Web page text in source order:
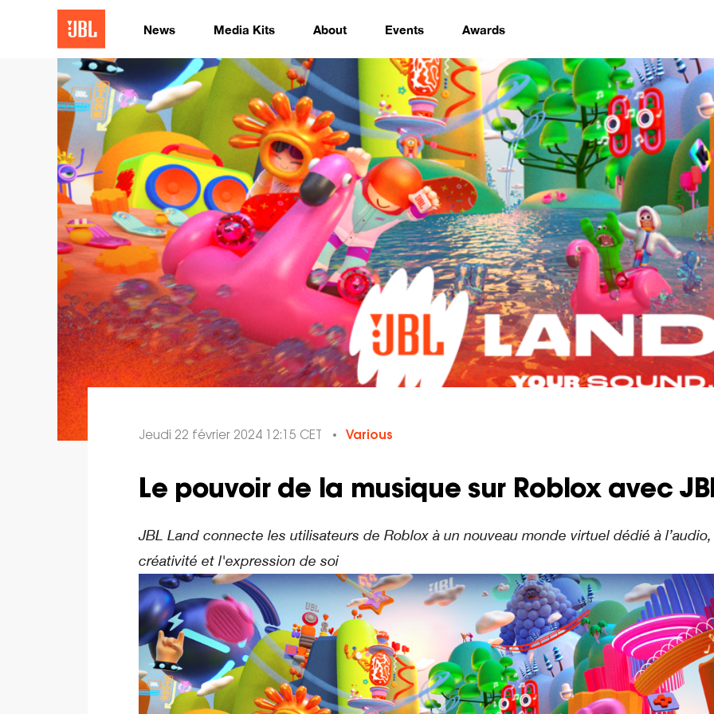
News Media Kits About Events Awards
Jeudi 22 février 2024 12:15 CET Various
Le pouvoir de la musique sur Roblox avec
JBL Land connecte les utilisateurs de Roblox à un nouveau monde virtuel dédié à l’audio,
créativité et l'expression de soi